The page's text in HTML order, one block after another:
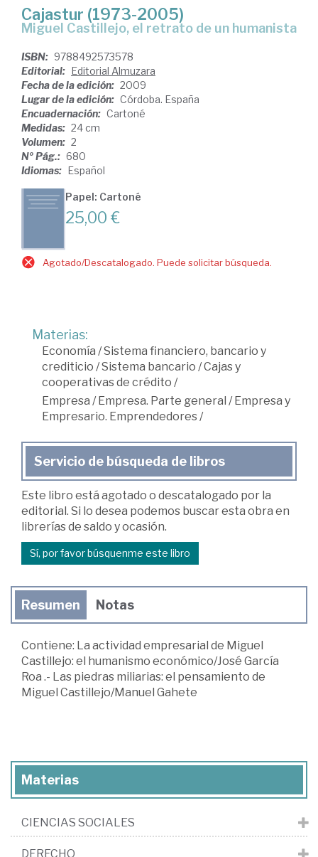
Cajastur (1973-2005)
Miguel Castillejo, el retrato de un humanista
ISBN: 9788492573578
Editorial: Editorial Almuzara
Fecha de la edición: 2009
Lugar de la edición: Córdoba. España
Encuadernación: Cartoné
Medidas: 24 cm
Volumen: 2
Nº Pág.: 680
Idiomas: Español
Papel: Cartoné
25,00 €
Agotado/Descatalogado. Puede solicitar búsqueda.
Materias:
Economía /Sistema financiero, bancario y
crediticio /Sistema bancario /Cajas y
cooperativas de crédito /
Empresa /Empresa. Parte general /Empresa y
Empresario. Emprendedores/
Servicio de búsqueda de libros
Este libro está agotado o descatalogado por la
editorial. Si lo desea podemos buscar esta obra en
librerías de saldo y ocasión.
Sí, por favor búsquenme este libro
Resumen Notas
Contiene: La actividad empresarial de Miguel
Castillejo: el humanismo económico/José García
Roa .- Las piedras miliarias: el pensamiento de
Miguel Castillejo/Manuel Gahete
Materias
CIENCIAS SOCIALES
DERECHO